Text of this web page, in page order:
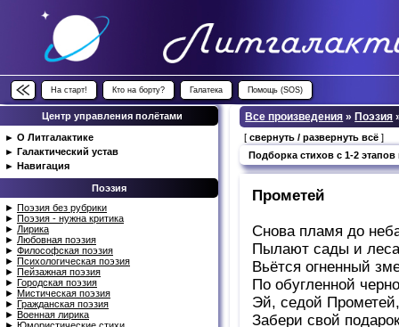
На старт! Кто на борту? Галатека Помощь (SOS)
Центр управления полётами
► О Литгалактике
► Галактический устав
► Навигация
Поэзия
► Поэзия без рубрики
► Поэзия - нужна критика
► Лирика
► Любовная поэзия
► Философская поэзия
► Психологическая поэзия
► Пейзажная поэзия
► Городская поэзия
► Мистическая поэзия
► Гражданская поэзия
► Военная лирика
Все произведения » Поэзия
[свернуть / развернуть всё ]
Подборка стихов с 1-2
Прометей
Снова пламя до
Пылают сады и леса
Вьётся огненный
По обугленной
Эй, седой Прометей,
Забери свой